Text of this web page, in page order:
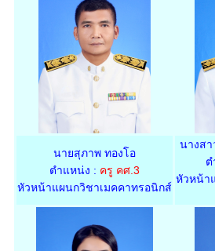
นายสุภาพ ทองโอ
ตำแหน่ง : ครู คศ.3
หัวหน้าแผนกวิชาเมคคาทรอนิกส์
นางส
หัวหน้า